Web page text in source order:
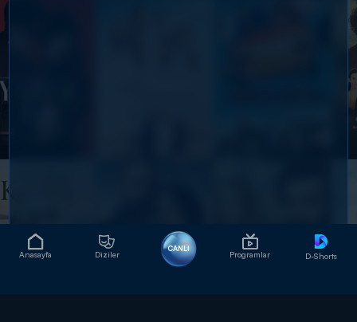
Anasayfa Diziler
CANLI
Programlar D-Shorts